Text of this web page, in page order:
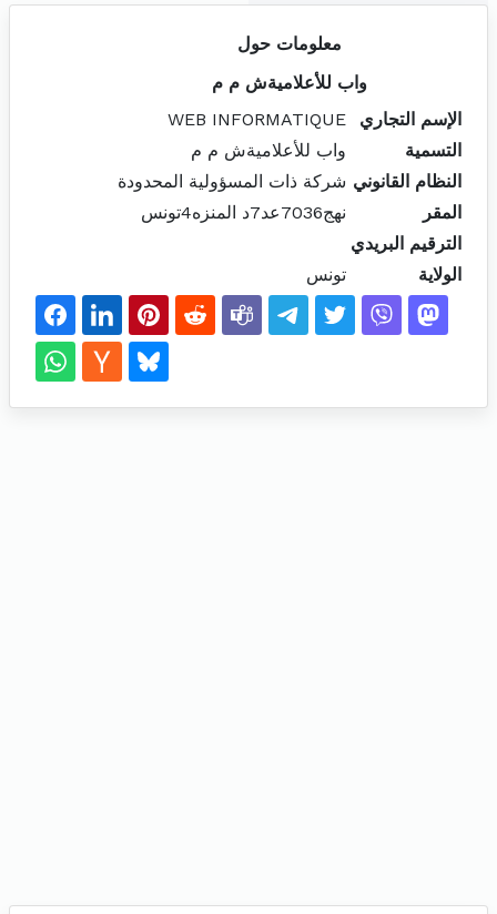
معلومات حول
واب للأعلاميةش م م
الإسم التجاري
WEB INFORMATIQUE
التسمية
واب للأعلاميةش م م
النظام القانوني شركة ذات المسؤولية المحدودة
المقر
نهج7036عد7د المنزه4تونس
الترقيم البريدي
الولاية
تونس